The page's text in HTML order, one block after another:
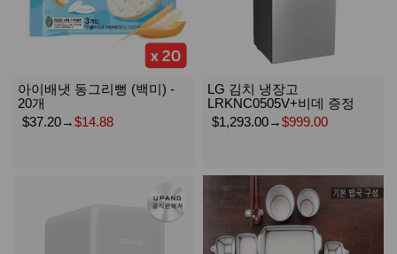
아이배냇 동그리뻥 (백미) -
20개
$37.20→$14.88
LG 김치 냉장고
LRKNC0505V+비데 증정
$1,293.00→$999.00